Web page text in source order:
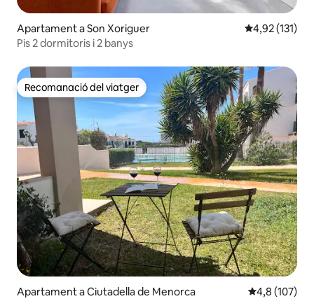
Apartament a Son Xoriguer 4,92 de
4,92 (131)
Pis 2 dormitoris i 2 banys
Recomanació del viatger
Recomanació del viatger
Apartament a Ciutadella de Menorca 4,8 de
4,8 (107)